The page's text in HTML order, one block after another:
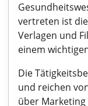
vertreten ist
Verlagen und
einem
Die
und reichen
über